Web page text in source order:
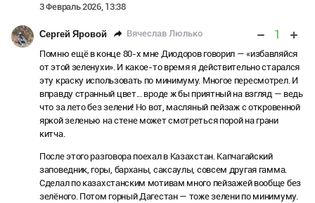
3 Февраль 2026, 13:38
Сергей Яровой Вячеслав Люлько 1
Помню ещё в конце 80-х мне Диодоров говорил — «избавляйся
от этой зеленухи». И какое-то время я действительно старался
эту краску использовать по минимуму. Многое пересмотрел. И
вправду странный цвет... вроде ж бы приятный на взгляд — ведь
что за лето без зелени! Но вот, масляный пейзаж с откровенной
яркой зеленью на стене может смотреться порой на грани
китча.
После этого разговора поехал в Казахстан. Капчагайский
заповедник, горы, барханы, саксаулы, совсем другая гамма.
Сделал по казахстанским мотивам много пейзажей вообще без
зелёного. Потом горный Дагестан — тоже зелени по минимуму.